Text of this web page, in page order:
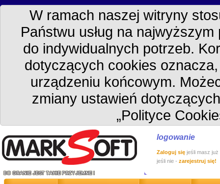
W ramach naszej witryny
Państwu usług na
do indywidualnych potrzeb.
dotyczących cookies
urządzeniu końcowym.
zmiany ustawień
„Polityce
logowanie
Zaloguj się jeśli masz już
jeśli nie - zarejestruj się!